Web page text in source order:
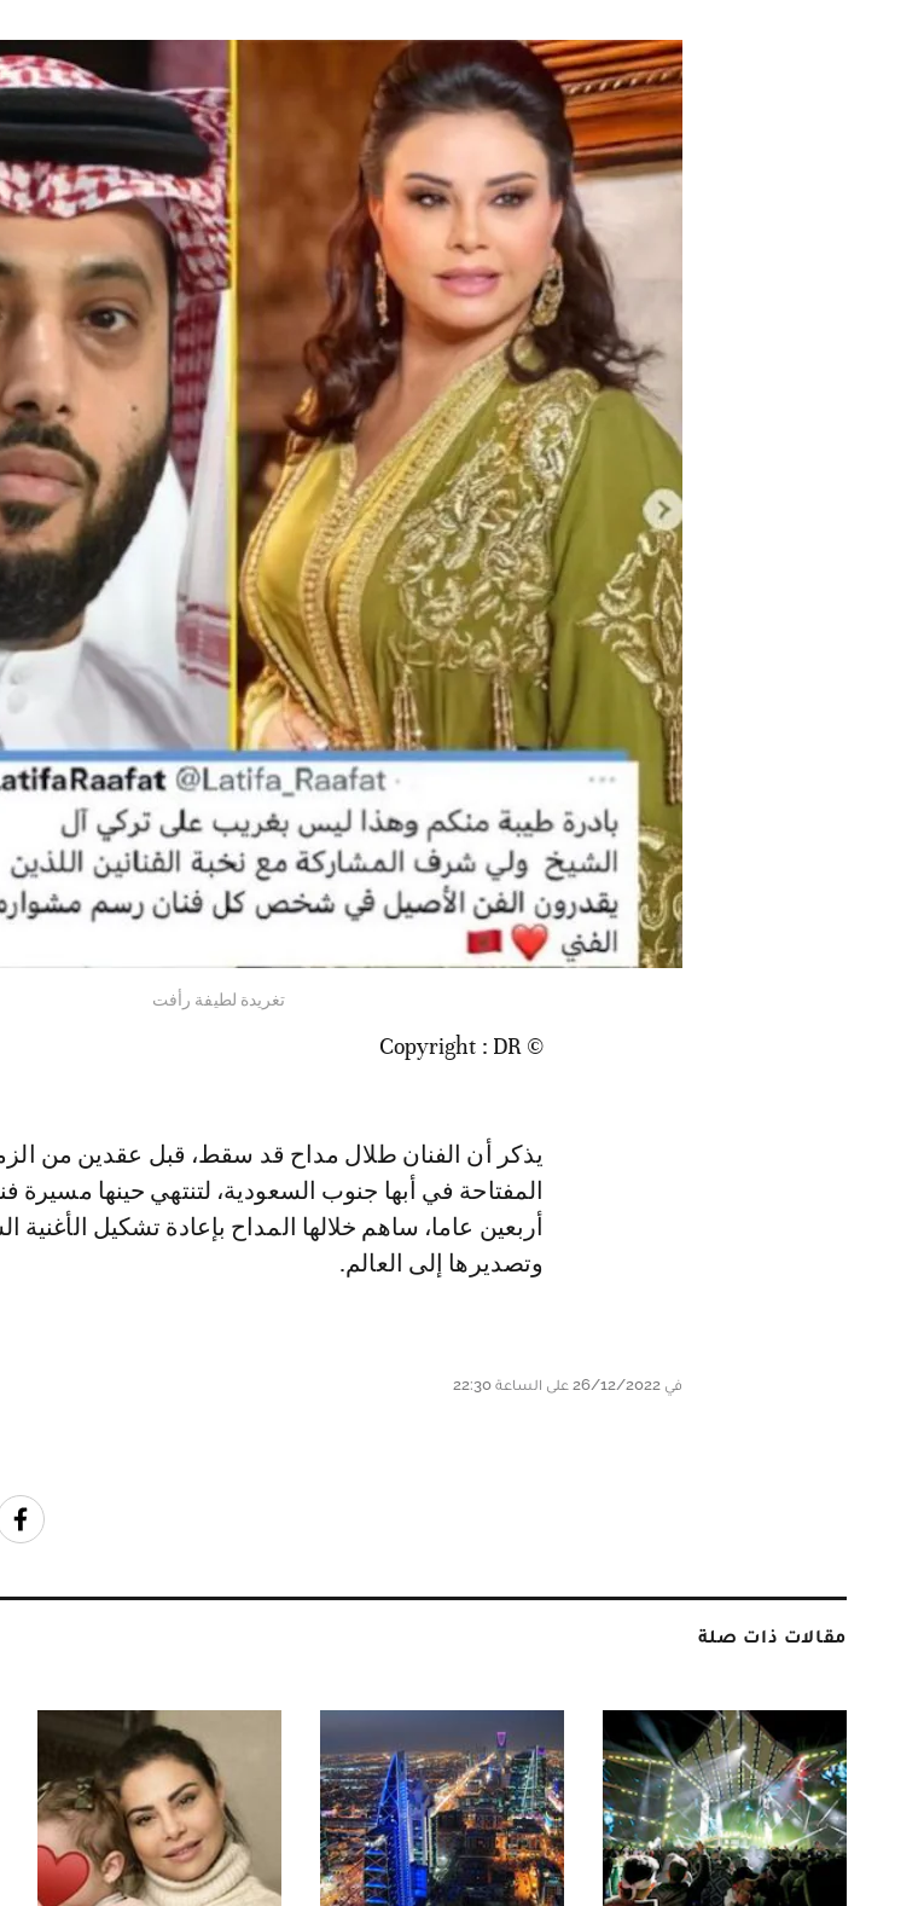
تغريدة لطيفة رأفت
© Copyright : DR
يذكر أن الفنان طلال مداح قد سقط، قبل عقدين من
المفتاحة في أبها جنوب السعودية، لتنتهي حينها مسيرة
أربعين عاما، ساهم خلالها المداح بإعادة تشكيل الأغنية
وتصديرها إلى العالم.
في 26/12/2022 على الساعة 22:30
مقالات ذات صلة